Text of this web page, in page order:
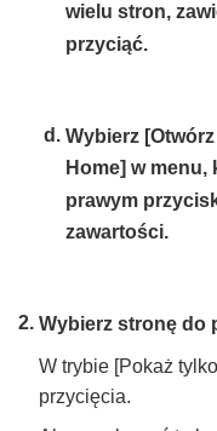
wielu stron,
przyciąć.
Wybierz
Home] w
prawym
zawartości.
Wybierz stronę do
W trybie [Pokaż
przycięcia.